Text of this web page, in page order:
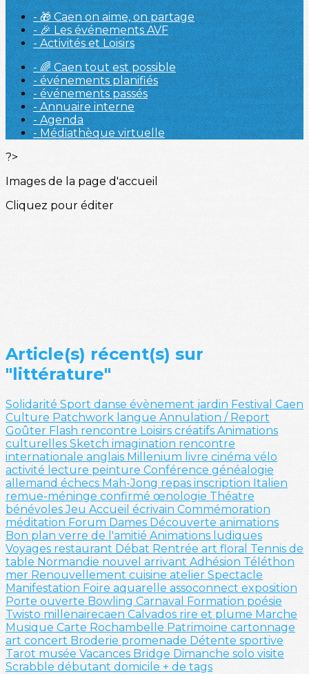
- 🎁 Caen on aime, on partage
- 🎉 Les événements AVF
- Activités et Loisirs
- 🌈 Caen tout est possible
- événements planifiés
- événements passés
- Annuaire interne
- Agenda
- Médiathèque virtuelle
?>
Images de la page d'accueil
Cliquez pour éditer
Article(s) récent(s) sur
"littérature"
Solidarité Sport danse évènement jardin Festival Caen
Culture Patchwork langue Annulation / Report
Goûter Flash rencontre Loisirs créatifs Animations
culturelles Sketch imagination rencontre
internationale anglais Millenium livre cinéma vélo
activité lecture peinture Conférence généalogie
allemand échecs Mah-Jong repas inscription Italien
remue-méninge confirmé œnologie Théatre
bénévolesJeu Accueil écrivain Commémoration
méditation Forum Dames Découverte animations
Bon plan verre de l'amitié Animations ludiques
Voyages restaurant Débat Rentrée art floral Tennis de
table Normandie nouvel arrivant Adhésion Téléthon
mer Renouvellement cuisine atelier Spectacle
Manifestation Foire aquarelle assoconnect exposition
Porte ouverte Bowling Carnaval Formation poésie
Twisto millenairecaen Calvados rire et plume Marche
Musique Carte Rochambelle Patrimoine cartonnage
art concert Broderie promenade Détente sportive
Tarot musée Vacances Bridge Dimanche solo visite
Scrabble débutant domicile + de tags